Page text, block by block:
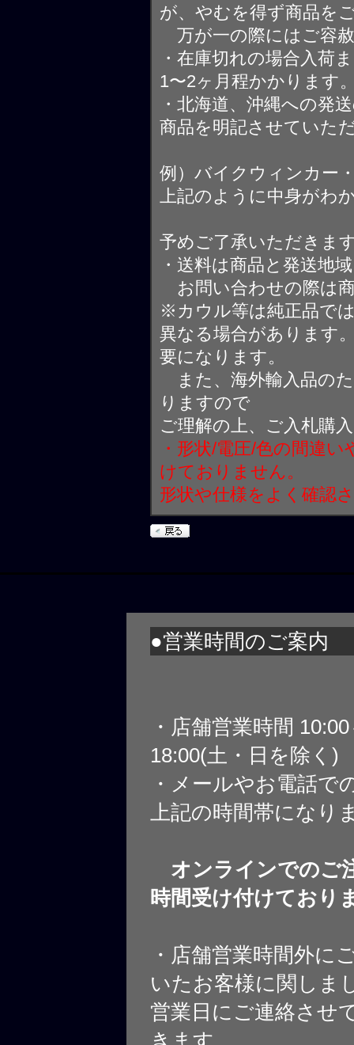
が、やむを得ず商品を
万が一の際にはご容
・在庫切れの場合入荷
1〜2ヶ月程かかります
・北海道、沖縄への発
商品を明記させていた
例）バイクウィンカー
上記のように中身がわ
予めご了承いただきま
・送料は商品と発送地
お問い合わせの際は
※カウル等は純正品で
異なる場合があります
要になります。
また、海外輸入品の
りますので
ご理解の上、ご入札購
・形状/電圧/色の間違
けておりません。
形状や仕様をよく確認
●営業時間のご案内
・店舗営業時間
18:00(土・日を除く)
・メールやお電話で
上記の時間帯になり
オンラインでのご
時間受け付けており
・店舗営業時間外に
いたお客様に関しま
営業日にご連絡させ
きます